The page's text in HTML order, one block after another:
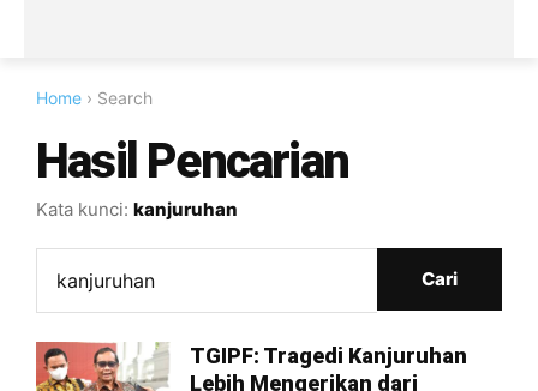
Home › Search
Hasil Pencarian
Kata kunci: kanjuruhan
Cari
TGIPF: Tragedi Kanjuruhan
Lebih Mengerikan dari